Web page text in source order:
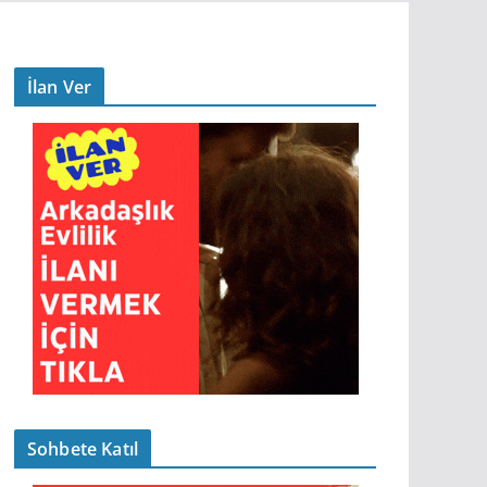
İlan Ver
Sohbete Katıl